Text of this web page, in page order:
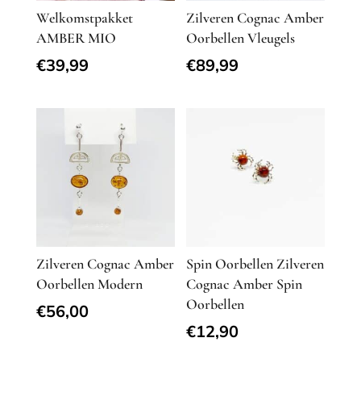
Welkomstpakket
AMBER MIO
€39,99
Zilveren Cognac Amber
Oorbellen Vleugels
€89,99
Zilveren Cognac Amber
Oorbellen Modern
€56,00
Spin Oorbellen Zilveren
Cognac Amber Spin
Oorbellen
€12,90